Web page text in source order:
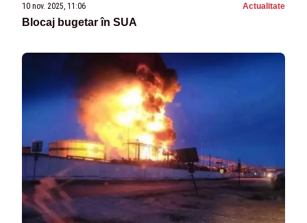
10 nov. 2025, 11:06 Actualitate
Blocaj bugetar în SUA